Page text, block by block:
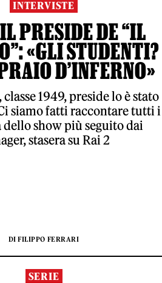
INTERVISTE
PRESIDE DE “IL
«GLI STUDENTI?
D’INFERNO»
1949, preside lo è stato
siamo fatti raccontare tutti i
dello show più seguito dai
stasera su Rai 2
DI FILIPPO FERRARI
SERIE